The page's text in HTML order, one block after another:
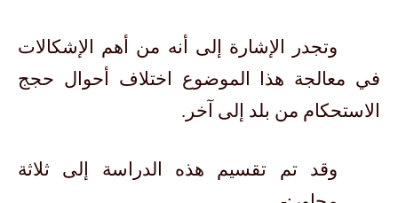
وتجدر الإشارة إلى أنه من أهم الإشكالات
في معالجة هذا الموضوع اختلاف أحوال حجج
الاستحكام من بلد إلى آخر.
وقد تم تقسيم هذه الدراسة إلى ثلاثة